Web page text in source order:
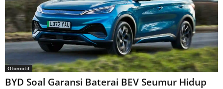
Otomotif
BYD Soal Garansi Baterai BEV Seumur Hidup